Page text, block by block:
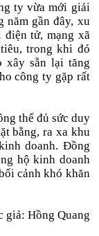
ty vừa mới giải
năm gần đây, xu
điện tử, mạng xã
trong khi đó
xây sẵn lại tăng
công ty gặp rất
thể đủ sức duy
bằng, ra xa khu
doanh. Đồng
hộ kinh doanh
cảnh khó khăn
giả: Hồng Quang